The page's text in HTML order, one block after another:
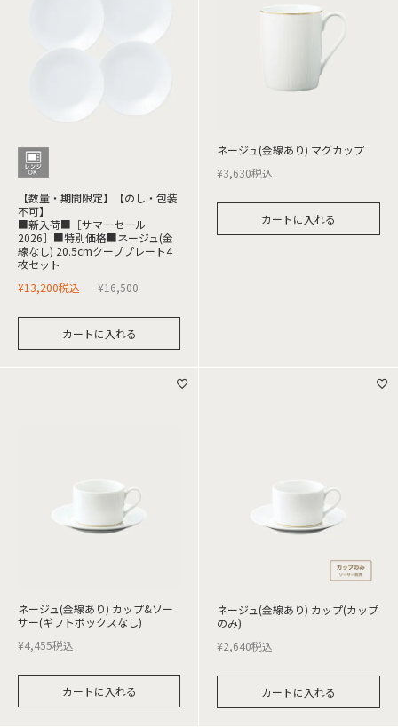
【数量・期間限定】【のし・包装
不可】
■新入荷■［サマーセール
2026］■特別価格■ネージュ(金
線なし) 20.5cmクーププレート4
枚セット
¥16,500
¥13,200税込
カートに入れる
ネージュ(金線あり) マグカップ
¥3,630税込
カートに入れる
ネージュ(金線あり) カップ&ソー
サー(ギフトボックスなし)
¥4,455税込
カートに入れる
ネージュ(金線あり) カップ(カップ
のみ)
¥2,640税込
カートに入れる